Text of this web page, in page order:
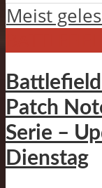
Meist
Patch
Serie –
Dienstag